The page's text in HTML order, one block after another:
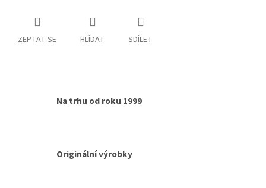
ZEPTAT SE HLÍDAT SDÍLET
Na trhu od roku 1999
Originální výrobky